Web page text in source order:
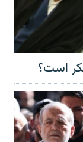
است؟